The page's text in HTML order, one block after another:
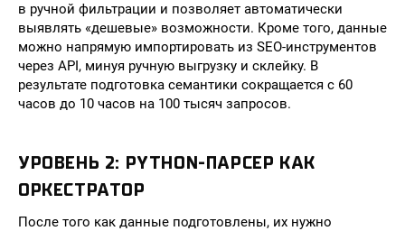
в ручной фильтрации и позволяет автоматически
выявлять «дешевые» возможности. Кроме того, данные
можно напрямую импортировать из SEO-инструментов
через API, минуя ручную выгрузку и склейку. В
результате подготовка семантики сокращается с 60
часов до 10 часов на 100 тысяч запросов.
УРОВЕНЬ 2: PYTHON-ПАРСЕР КАК
ОРКЕСТРАТОР
После того как данные подготовлены, их нужно